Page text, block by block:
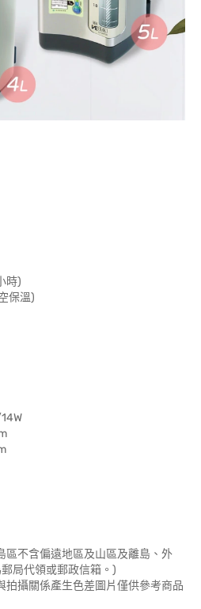
時)
保溫)
區不含偏遠地區及山區及離島、外
局代領或郵政信箱。)
拍攝關係產生色差圖片僅供參考商品